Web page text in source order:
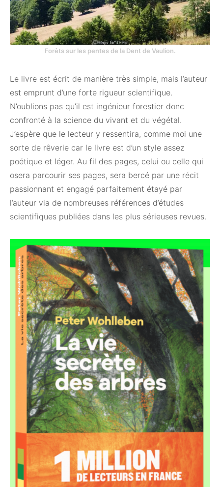
Forêts sur les pentes de la Dent de Vaulion.
Le livre est écrit de manière très simple, mais l’auteur
est emprunt d’une forte rigueur scientifique.
N’oublions pas qu’il est ingénieur forestier donc
confronté à la science du vivant et du végétal.
J’espère que le lecteur y ressentira, comme moi une
sorte de rêverie car le livre est d’un style assez
poétique et léger. Au fil des pages, celui ou celle qui
osera parcourir ses pages, sera bercé par une récit
passionnant et engagé parfaitement étayé par
l’auteur via de nombreuses références d’études
scientifiques publiées dans les plus sérieuses revues.